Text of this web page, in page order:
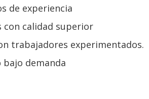
de experiencia
con calidad superior
trabajadores experimentados.
bajo demanda